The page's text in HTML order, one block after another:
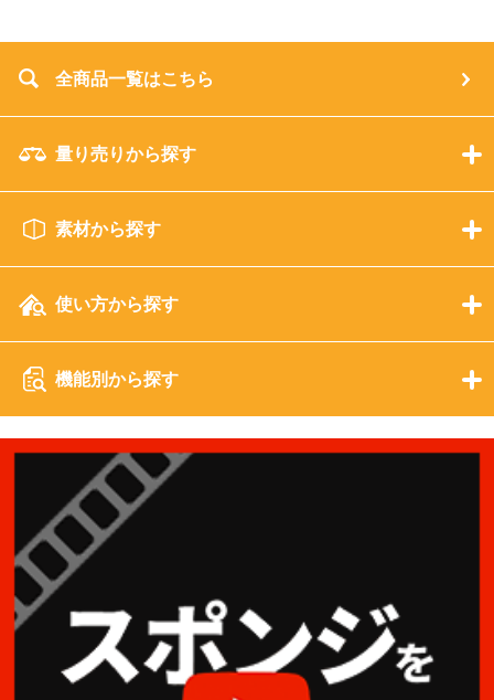
全商品一覧はこちら
量り売りから探す
素材から探す
使い方から探す
機能別から探す